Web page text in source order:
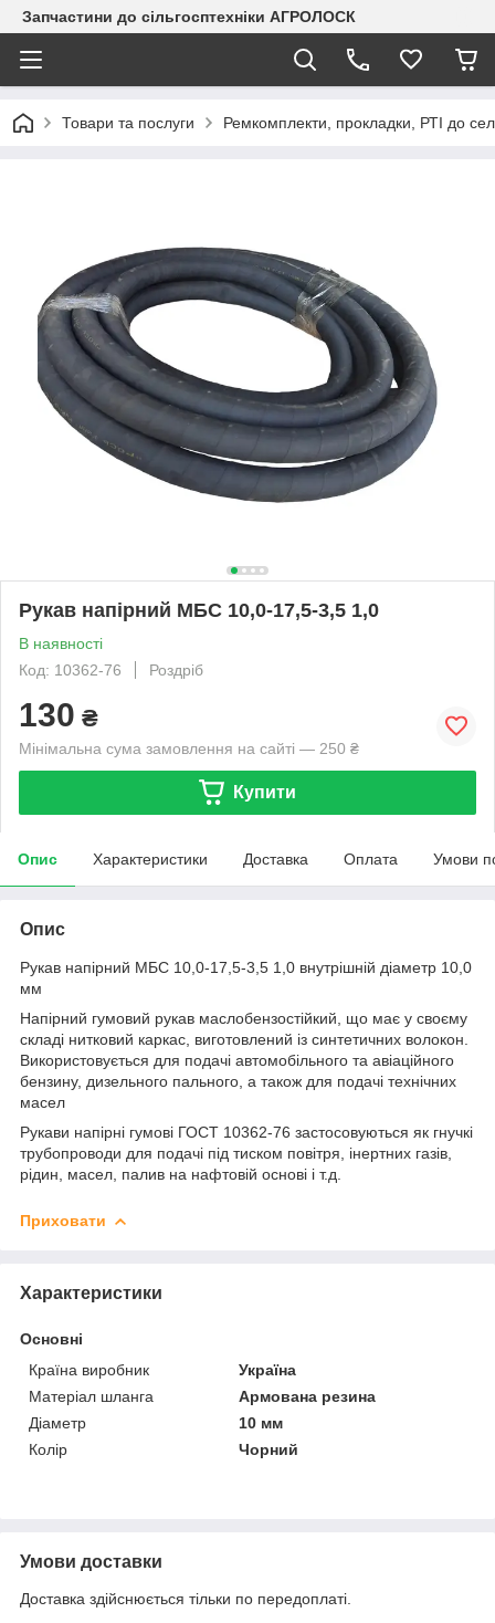
Запчастини до сільгосптехніки АГРОЛОСК
Товари та послуги Ремкомплекти, прокладки, РТІ до
Рукав напірний МБС 10,0-17,5-3,5 1,0
В наявності
Код: 10362-76
Роздріб
130 ₴
Мінімальна сума замовлення на сайті — 250 ₴
Купити
Опис Характеристики Доставка Оплата Умови
Опис
Рукав напірний МБС 10,0-17,5-3,5 1,0 внутрішній діаметр 10,0
мм
Напірний гумовий рукав маслобензостійкий, що має у своєму
складі нитковий каркас, виготовлений із синтетичних волокон.
Використовується для подачі автомобільного та авіаційного
бензину, дизельного пального, а також для подачі технічних
масел
Рукави напірні гумові ГОСТ 10362-76 застосовуються як гнучкі
трубопроводи для подачі під тиском повітря, інертних газів,
рідин, масел, палив на нафтовій основі і т.д.
Приховати
Характеристики
Основні
Країна виробник
Україна
Матеріал шланга
Армована резина
Діаметр
10 мм
Колір
Чорний
Умови доставки
Доставка здійснюється тільки по передоплаті.